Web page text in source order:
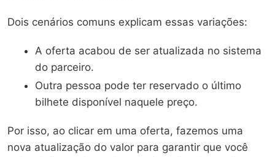
Dois cenários comuns explicam essas variações:
A oferta acabou de ser atualizada no sistema
do parceiro.
Outra pessoa pode ter reservado o último
bilhete disponível naquele preço.
Por isso, ao clicar em uma oferta, fazemos uma
nova atualização do valor para garantir que você